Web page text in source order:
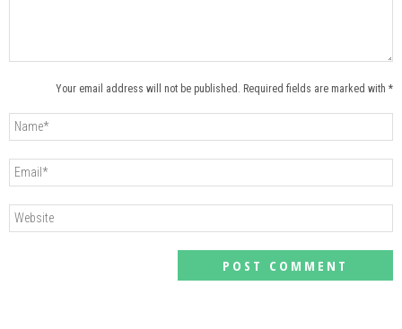
Your email address will not be published. Required fields are marked with *